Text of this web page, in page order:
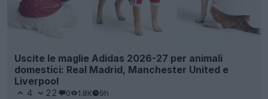
Uscite le maglie Adidas 2026-27 per animali
domestici: Real Madrid, Manchester United e
Liverpool
4 22 0 1.8K 9h